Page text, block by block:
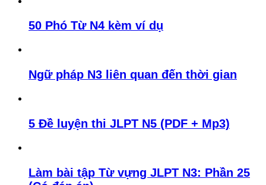
50 Phó Từ N4 kèm ví dụ
Ngữ pháp N3 liên quan đến thời gian
5 Đề luyện thi JLPT N5 (PDF + Mp3)
Làm bài tập Từ vựng JLPT N3: Phần 25